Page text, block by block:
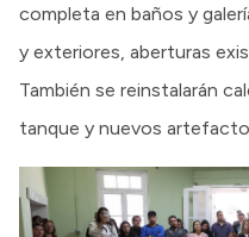
completa en baños y
y exteriores, aberturas
También se reinstalarán
tanque y nuevos